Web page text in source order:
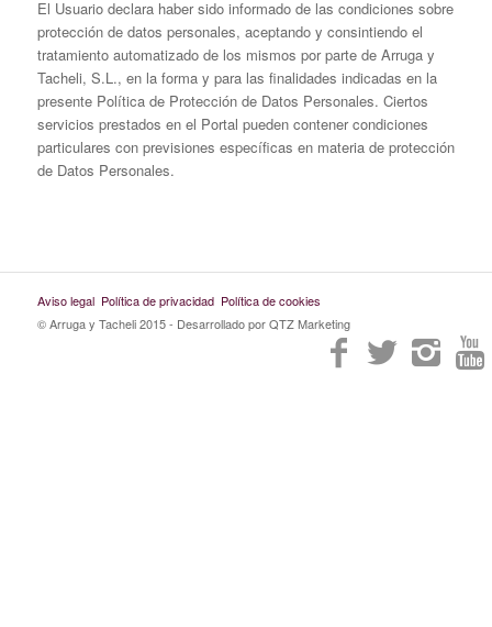
El Usuario declara haber sido informado de las condiciones sobre
protección de datos personales, aceptando y consintiendo el
tratamiento automatizado de los mismos por parte de Arruga y
Tacheli, S.L., en la forma y para las finalidades indicadas en la
presente Política de Protección de Datos Personales. Ciertos
servicios prestados en el Portal pueden contener condiciones
particulares con previsiones específicas en materia de protección
de Datos Personales.
Aviso legal Política de privacidad Política de cookies
© Arruga y Tacheli 2015- Desarrollado por QTZ Marketing